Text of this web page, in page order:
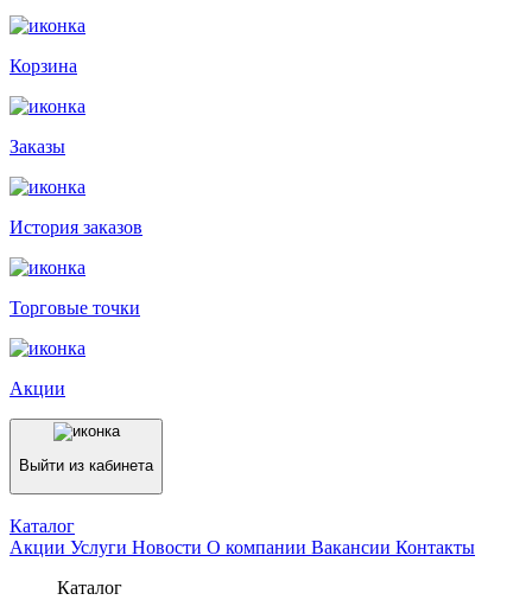
Корзина
Заказы
История заказов
Торговые точки
Акции
Выйти из кабинета
Каталог
Акции Услуги Новости О компании Вакансии Контакты
Каталог